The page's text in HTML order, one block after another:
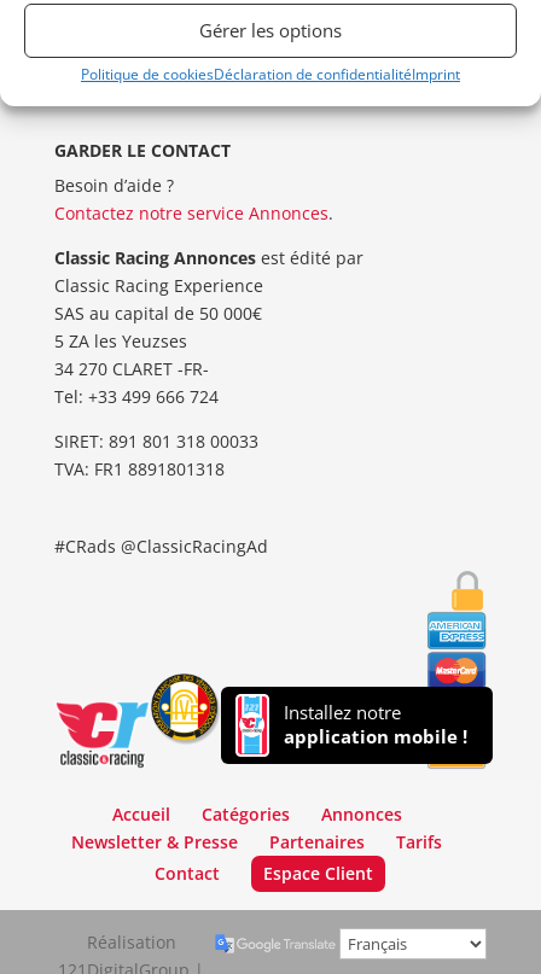
Gérer les options
Politique de cookiesDéclaration de confidentialitéImprint
PIÈCES DÉTACHÉES
GARDER LE CONTACT
Besoin d’aide ?
Contactez notre service Annonces.
Classic Racing Annoncesest édité par
Classic Racing Experience
SAS au capital de 50 000€
5 ZA les Yeuzses
34 270 CLARET -FR-
Tel: ‭+33 499 666 724‬
SIRET: 891 801 318 00033
TVA: FR1 8891801318
#CRads @ClassicRacingAd
Installez notre
application mobile !
Accueil Catégories
Annonces
Newsletter & Presse
Partenaires
Tarifs
Contact
Espace Client
Réalisation